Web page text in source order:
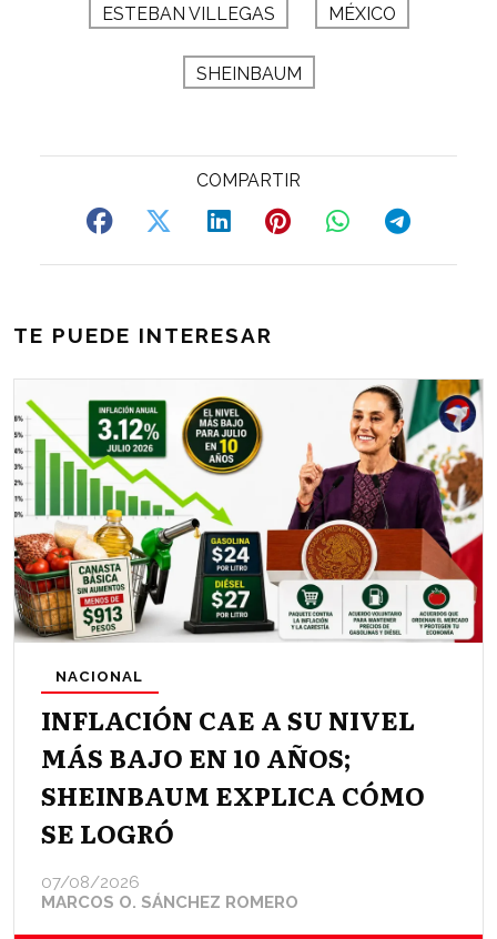
ESTEBAN VILLEGAS MÉXICO
SHEINBAUM
TE PUEDE INTERESAR
INFLACIÓN CAE A SU NIVEL
MÁS BAJO EN 10 AÑOS;
SHEINBAUM EXPLICA CÓMO
SE LOGRÓ
MARCOS O. SÁNCHEZ ROMERO
NACIONAL
07/08/2026